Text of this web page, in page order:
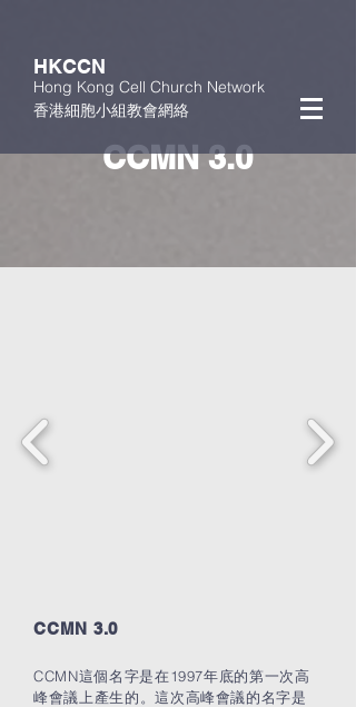
HKCCN
Hong Kong Cell Church Network
香港細胞小組教會網絡
CCMN 3.0
CCMN 3.0
CCMN這個名字是在1997年底的第一次高
峰會議上產生的。這次高峰會議的名字是